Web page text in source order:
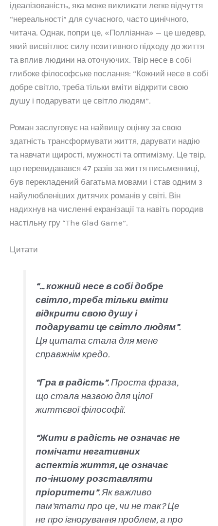
ідеалізованість, яка може викликати легке відчуття
“нереальності” для сучасного, часто цинічного,
читача. Однак, попри це, «Полліанна» — це шедевр,
який висвітлює силу позитивного підходу до життя
та вплив людини на оточуючих. Твір несе в собі
глибоке філософське послання: “Кожний несе в собі
добре світло, треба тільки вміти відкрити свою
душу і подарувати це світло людям”.
Роман заслуговує на найвищу оцінку за свою
здатність трансформувати життя, дарувати надію
та навчати щирості, мужності та оптимізму. Це твір,
що перевидавався 47 разів за життя письменниці,
був перекладений багатьма мовами і став одним з
найулюбленіших дитячих романів у світі. Він
надихнув на численні екранізації та навіть породив
настільну гру “The Glad Game”.
Цитати
“… кожний несе в собі добре
світло, треба тільки вміти
відкрити свою душу і
подарувати це світло людям”.
Ця цитата стала для мене
справжнім кредо.
“Гра в радість”. Проста фраза,
що стала назвою для цілої
життєвої філософії.
“Жити в радість не означає не
помічати негативних
аспектів життя, це означає
по-іншому розставляти
пріоритети”. Як важливо
пам’ятати про це, чи не так? Це
не про ігнорування проблем, а про